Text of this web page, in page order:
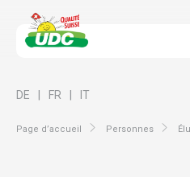
Page d’accueil Personnes
DE FR IT